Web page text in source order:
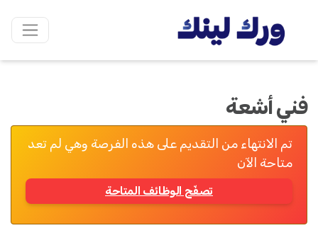
فني أشعة
تم الانتهاء من التقديم على هذه الفرصة وهي لم تعد
متاحة الآن
تصفّح الوظائف المتاحة